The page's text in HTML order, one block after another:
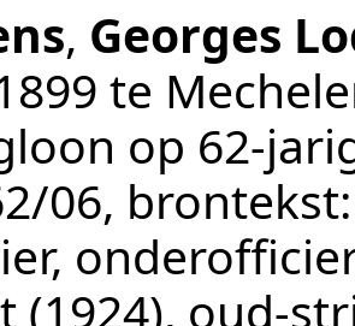
, Georges
te
op 62-
06,
(1924), oud-